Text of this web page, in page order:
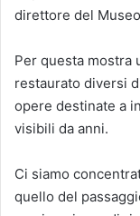
direttore del
Per questa mostra
restaurato diversi
opere destinate a
visibili da anni.
Ci siamo
quello del